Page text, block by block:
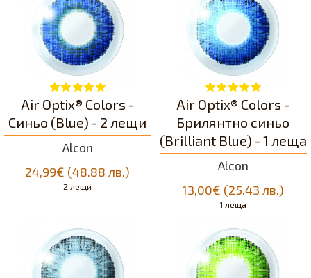
Alcon
Air Optix® Colors -
Синьо (Blue) - 2 лещи
24,99€ (48.88 лв.)
2 лещи
Alcon
Air Optix® Colors -
Брилянтно синьо
(Brilliant Blue) - 1 леща
13,00€ (25.43 лв.)
1 леща